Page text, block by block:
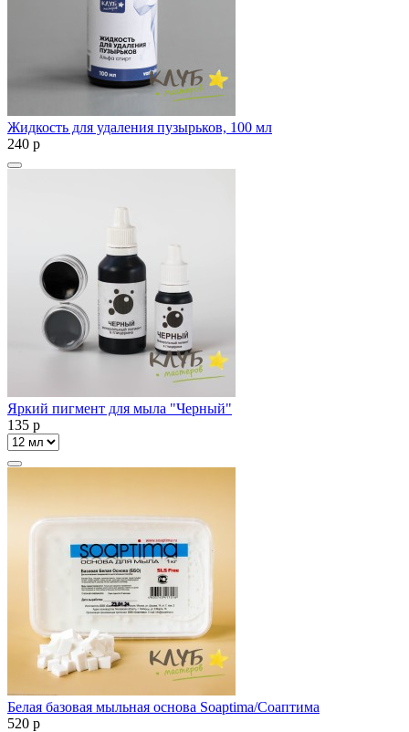
Жидкость для удаления пузырьков, 100 мл
240 p
Яркий пигмент для мыла "Черный"
135 p
Белая базовая мыльная основа Soaptima/Соаптима
520 p